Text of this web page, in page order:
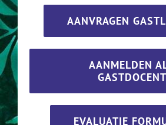
AANVRAGEN
AANMELDEN
GASTDOCENT
EVALUATIE